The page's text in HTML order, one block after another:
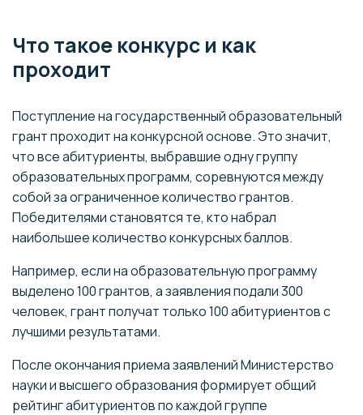
Что такое конкурс и как
проходит
Поступление на государственный образовательный
грант проходит на конкурсной основе. Это значит,
что все абитуриенты, выбравшие одну группу
образовательных программ, соревнуются между
собой за ограниченное количество грантов.
Победителями становятся те, кто набрал
наибольшее количество конкурсных баллов.
Например, если на образовательную программу
выделено 100 грантов, а заявления подали 300
человек, грант получат только 100 абитуриентов с
лучшими результатами.
После окончания приема заявлений Министерство
науки и высшего образования формирует общий
рейтинг абитуриентов по каждой группе